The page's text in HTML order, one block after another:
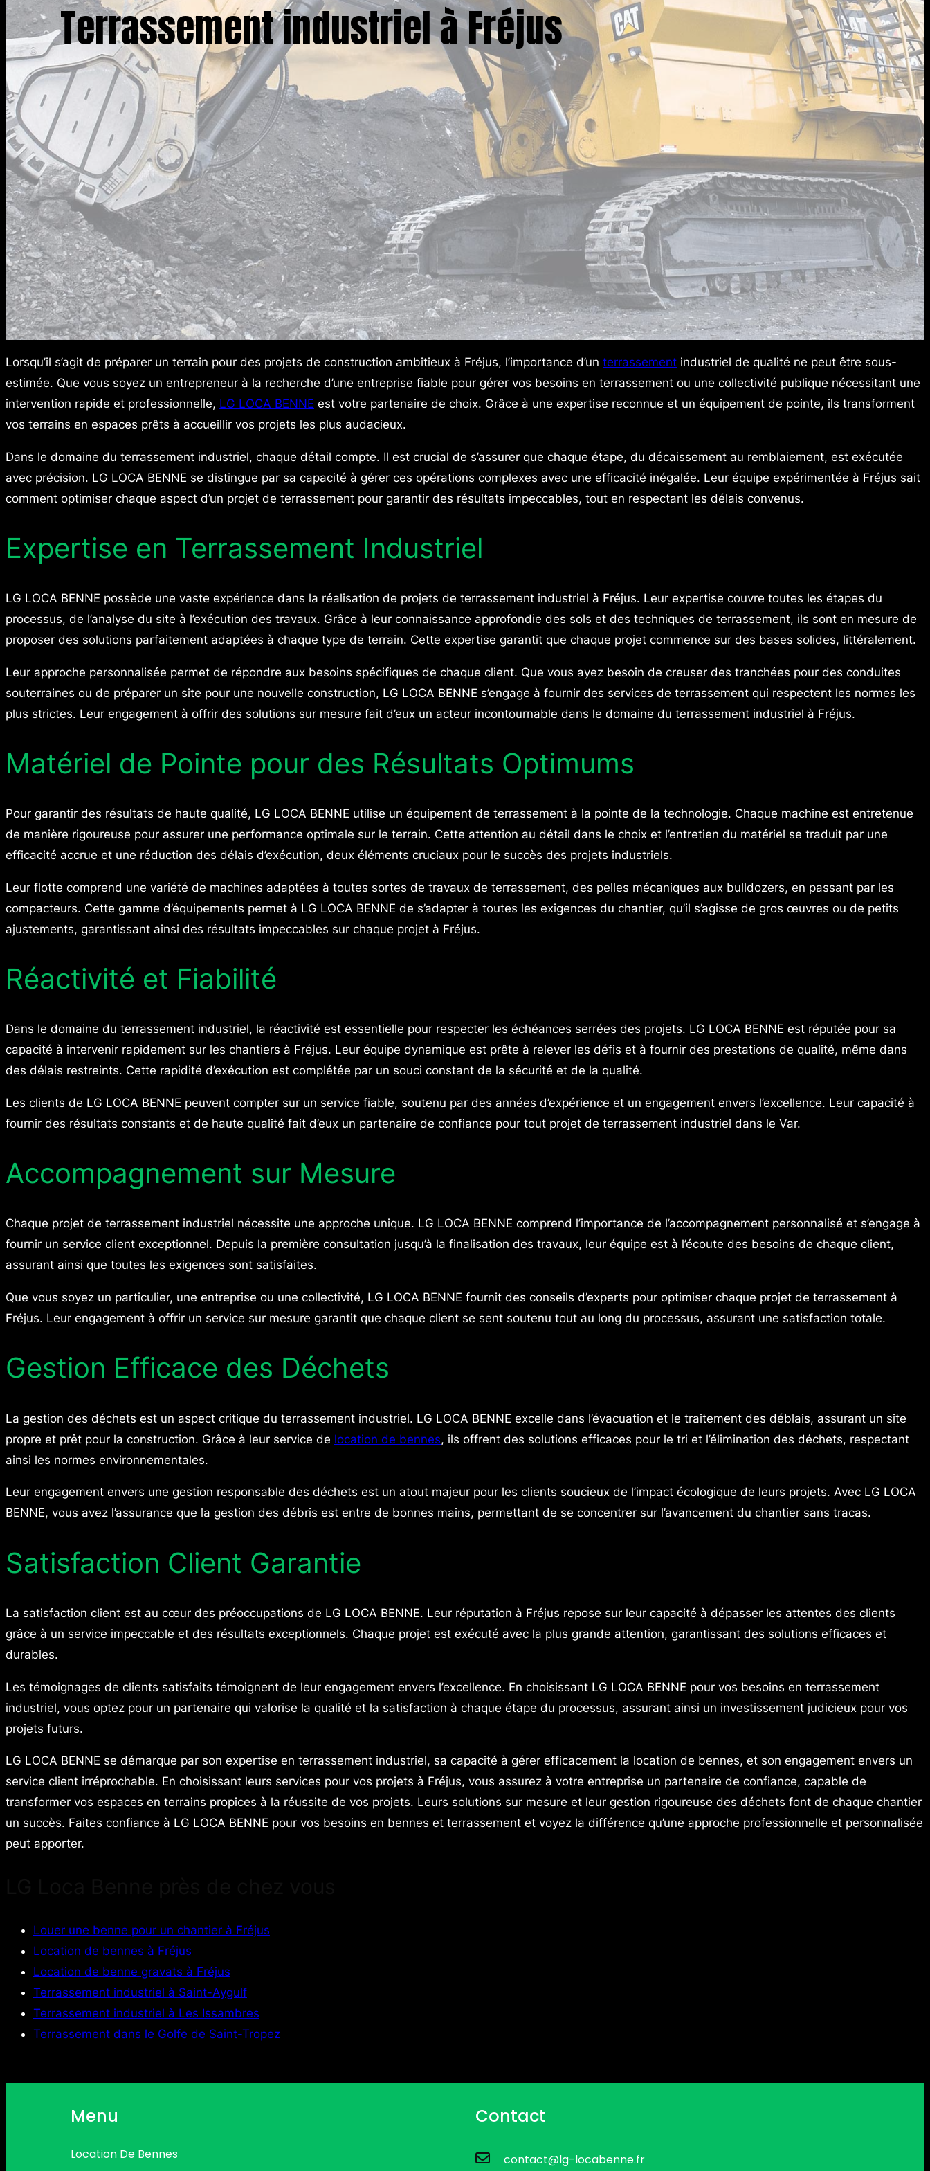
Terrassement industriel à Fréjus
Lorsqu’il s’agit de préparer un terrain pour des projets de construction ambitieux à Fréjus, l’importance d’un terrassement industriel de qualité ne peut être sous-
estimée. Que vous soyez un entrepreneur à la recherche d’une entreprise fiable pour gérer vos besoins en terrassement ou une collectivité publique nécessitant une
intervention rapide et professionnelle, LG LOCA BENNE est votre partenaire de choix. Grâce à une expertise reconnue et un équipement de pointe, ils transforment
vos terrains en espaces prêts à accueillir vos projets les plus audacieux.
Dans le domaine du terrassement industriel, chaque détail compte. Il est crucial de s’assurer que chaque étape, du décaissement au remblaiement, est exécutée
avec précision. LG LOCA BENNE se distingue par sa capacité à gérer ces opérations complexes avec une efficacité inégalée. Leur équipe expérimentée à Fréjus sait
comment optimiser chaque aspect d’un projet de terrassement pour garantir des résultats impeccables, tout en respectant les délais convenus.
Expertise en Terrassement Industriel
LG LOCA BENNE possède une vaste expérience dans la réalisation de projets de terrassement industriel à Fréjus. Leur expertise couvre toutes les étapes du
processus, de l’analyse du site à l’exécution des travaux. Grâce à leur connaissance approfondie des sols et des techniques de terrassement, ils sont en mesure de
proposer des solutions parfaitement adaptées à chaque type de terrain. Cette expertise garantit que chaque projet commence sur des bases solides, littéralement.
Leur approche personnalisée permet de répondre aux besoins spécifiques de chaque client. Que vous ayez besoin de creuser des tranchées pour des conduites
souterraines ou de préparer un site pour une nouvelle construction, LG LOCA BENNE s’engage à fournir des services de terrassement qui respectent les normes les
plus strictes. Leur engagement à offrir des solutions sur mesure fait d’eux un acteur incontournable dans le domaine du terrassement industriel à Fréjus.
Matériel de Pointe pour des Résultats Optimums
Pour garantir des résultats de haute qualité, LG LOCA BENNE utilise un équipement de terrassement à la pointe de la technologie. Chaque machine est entretenue
de manière rigoureuse pour assurer une performance optimale sur le terrain. Cette attention au détail dans le choix et l’entretien du matériel se traduit par une
efficacité accrue et une réduction des délais d’exécution, deux éléments cruciaux pour le succès des projets industriels.
Leur flotte comprend une variété de machines adaptées à toutes sortes de travaux de terrassement, des pelles mécaniques aux bulldozers, en passant par les
compacteurs. Cette gamme d’équipements permet à LG LOCA BENNE de s’adapter à toutes les exigences du chantier, qu’il s’agisse de gros œuvres ou de petits
ajustements, garantissant ainsi des résultats impeccables sur chaque projet à Fréjus.
Réactivité et Fiabilité
Dans le domaine du terrassement industriel, la réactivité est essentielle pour respecter les échéances serrées des projets. LG LOCA BENNE est réputée pour sa
capacité à intervenir rapidement sur les chantiers à Fréjus. Leur équipe dynamique est prête à relever les défis et à fournir des prestations de qualité, même dans
des délais restreints. Cette rapidité d’exécution est complétée par un souci constant de la sécurité et de la qualité.
Les clients de LG LOCA BENNE peuvent compter sur un service fiable, soutenu par des années d’expérience et un engagement envers l’excellence. Leur capacité à
fournir des résultats constants et de haute qualité fait d’eux un partenaire de confiance pour tout projet de terrassement industriel dans le Var.
Accompagnement sur Mesure
Chaque projet de terrassement industriel nécessite une approche unique. LG LOCA BENNE comprend l’importance de l’accompagnement personnalisé et s’engage à
fournir un service client exceptionnel. Depuis la première consultation jusqu’à la finalisation des travaux, leur équipe est à l’écoute des besoins de chaque client,
assurant ainsi que toutes les exigences sont satisfaites.
Que vous soyez un particulier, une entreprise ou une collectivité, LG LOCA BENNE fournit des conseils d’experts pour optimiser chaque projet de terrassement à
Fréjus. Leur engagement à offrir un service sur mesure garantit que chaque client se sent soutenu tout au long du processus, assurant une satisfaction totale.
Gestion Efficace des Déchets
La gestion des déchets est un aspect critique du terrassement industriel. LG LOCA BENNE excelle dans l’évacuation et le traitement des déblais, assurant un site
propre et prêt pour la construction. Grâce à leur service de location de bennes, ils offrent des solutions efficaces pour le tri et l’élimination des déchets, respectant
ainsi les normes environnementales.
Leur engagement envers une gestion responsable des déchets est un atout majeur pour les clients soucieux de l’impact écologique de leurs projets. Avec LG LOCA
BENNE, vous avez l’assurance que la gestion des débris est entre de bonnes mains, permettant de se concentrer sur l’avancement du chantier sans tracas.
Satisfaction Client Garantie
La satisfaction client est au cœur des préoccupations de LG LOCA BENNE. Leur réputation à Fréjus repose sur leur capacité à dépasser les attentes des clients
grâce à un service impeccable et des résultats exceptionnels. Chaque projet est exécuté avec la plus grande attention, garantissant des solutions efficaces et
durables.
Les témoignages de clients satisfaits témoignent de leur engagement envers l’excellence. En choisissant LG LOCA BENNE pour vos besoins en terrassement
industriel, vous optez pour un partenaire qui valorise la qualité et la satisfaction à chaque étape du processus, assurant ainsi un investissement judicieux pour vos
projets futurs.
LG LOCA BENNE se démarque par son expertise en terrassement industriel, sa capacité à gérer efficacement la location de bennes, et son engagement envers un
service client irréprochable. En choisissant leurs services pour vos projets à Fréjus, vous assurez à votre entreprise un partenaire de confiance, capable de
transformer vos espaces en terrains propices à la réussite de vos projets. Leurs solutions sur mesure et leur gestion rigoureuse des déchets font de chaque chantier
un succès. Faites confiance à LG LOCA BENNE pour vos besoins en bennes et terrassement et voyez la différence qu’une approche professionnelle et personnalisée
peut apporter.
Louer une benne pour un chantier à Fréjus
Location de bennes à Fréjus
Location de benne gravats à Fréjus
Terrassement industriel à Saint-Aygulf
Terrassement industriel à Les Issambres
Terrassement dans le Golfe de Saint-Tropez
Menu
Location De Bennes
Contact
contact@lg-locabenne.fr